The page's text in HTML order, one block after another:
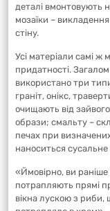
деталі вмонтовують
мозаїки –
стіну.
Усі матеріали самі
придатності.
використано три
граніт, онікс,
очищають від
образи; смальту –
печах при
наноситься сусальне
«Ймовірно, ви
потрапляють прямі
вікна лускою з